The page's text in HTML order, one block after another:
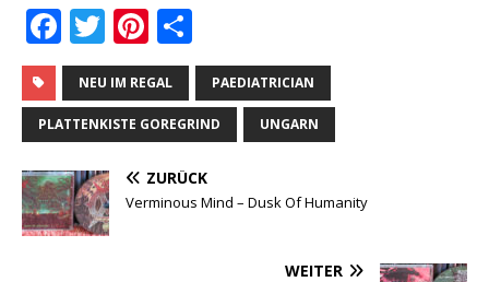
F
a
c
e
b
o
o
T
w
it
te
r
Pi
n
te
r
e
st
ei
le
n
NEU IM REGAL PAEDIATRICIAN
PLATTENKISTE GOREGRIND UNGARN
ZURÜCK
Verminous Mind ‎– Dusk Of Humanity
WEITER